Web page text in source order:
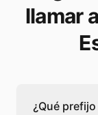
llamar
¿Qué